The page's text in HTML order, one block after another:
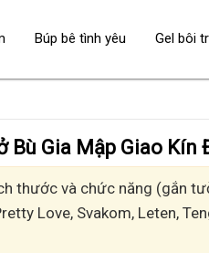
Bù Gia Mập Giao Kín
thước và chức năng (gắn
Love, Svakom, Leten,
Búp bê tình yêu Gel bôi